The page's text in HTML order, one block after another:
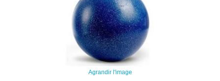
Agrandir l'image